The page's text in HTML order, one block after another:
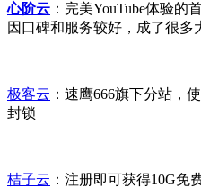
心阶云 ：完美YouTube体验
因口碑和服务较好，成了很多
极客云 ：速鹰666旗下分站，
封锁
桔子云 ：注册即可获得10G